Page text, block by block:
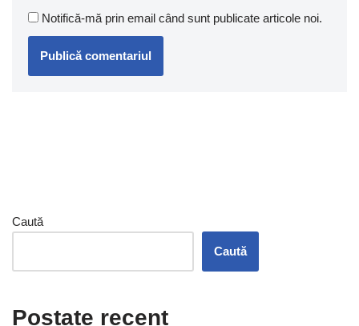
Notifică-mă prin email când sunt publicate articole noi.
Caută
Caută
Postate recent